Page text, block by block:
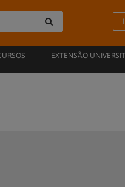
EXTENSÃO